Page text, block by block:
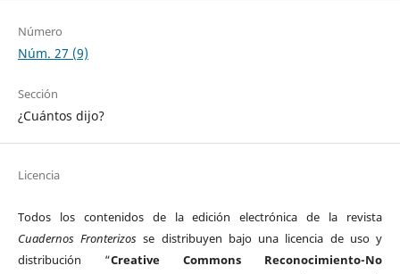
Número
Núm. 27 (9)
Sección
¿Cuántos dijo?
Licencia
Todos los contenidos de la edición electrónica de la revista
Cuadernos Fronterizos se distribuyen bajo una licencia de uso y
distribución “Creative Commons Reconocimiento-No